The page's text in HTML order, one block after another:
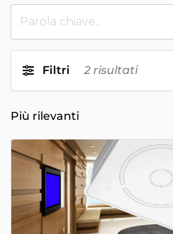
Filtri 2 risultati